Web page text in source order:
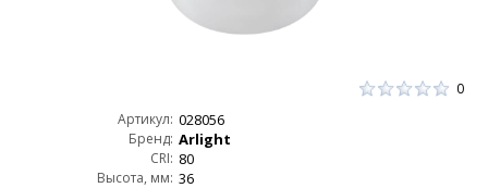
0
Артикул: 028056
Бренд: Arlight
CRI: 80
Высота, мм: 36